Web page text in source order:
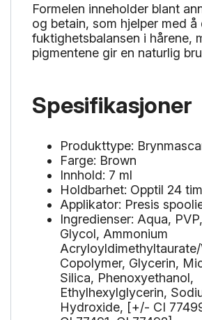
Formelen inneholder blant
og betain, som hjelper med
fuktighetsbalansen i hårene,
pigmentene gir en naturlig
Spesifikasjoner
Produkttype:
Farge: Brown
Innhold: 7 ml
Holdbarhet: Opptil 24
Applikator: Presis
Ingredienser: Aqua,
Glycol, Ammonium
Acryloyldimethyltaurate/
Copolymer, Glycerin,
Silica, Phenoxyethanol,
Ethylhexylglycerin,
Hydroxide, [+/- CI